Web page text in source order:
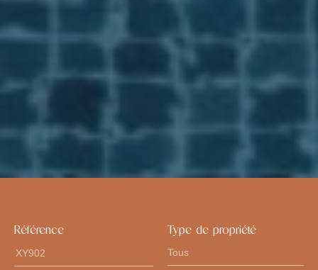
Référence Type de propriété